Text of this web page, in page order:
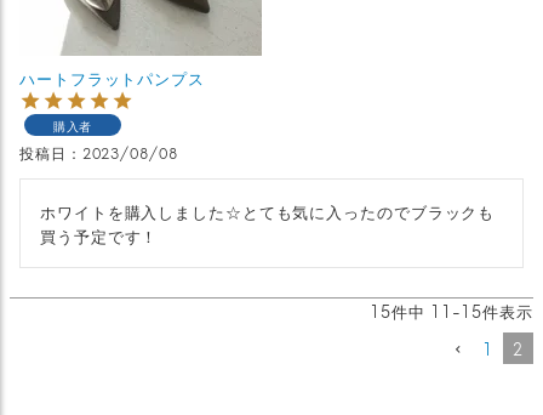
ハートフラットパンプス
購入者
投稿日 2023/08/08
ホワイトを購入しました☆とても気に入ったのでブラックも
買う予定です！
15件中 11 -15件表示
1
2